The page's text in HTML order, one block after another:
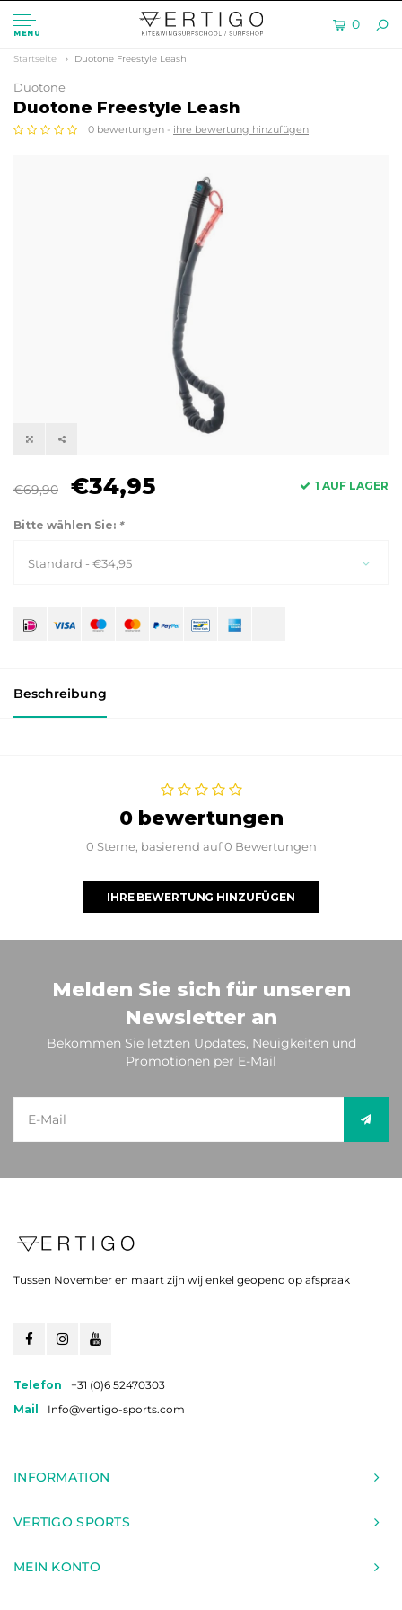
MENU
0
Startseite Duotone Freestyle Leash
Duotone
Duotone Freestyle Leash
0 bewertungen - ihre bewertung hinzufügen
€69,90 €34,95 1 AUF LAGER
Bitte wählen Sie: *
Standard - €34,95
Beschreibung
0 bewertungen
0 Sterne, basierend auf 0 Bewertungen
IHRE BEWERTUNG HINZUFÜGEN
Melden Sie sich für unseren
Newsletter an
Bekommen Sie letzten Updates, Neuigkeiten und
Promotionen per E-Mail
Tussen November en maart zijn wij enkel geopend op afspraak
Telefon
+31 (0)6 52470303
Mail
Info@vertigo-sports.com
INFORMATION
VERTIGO SPORTS
MEIN KONTO